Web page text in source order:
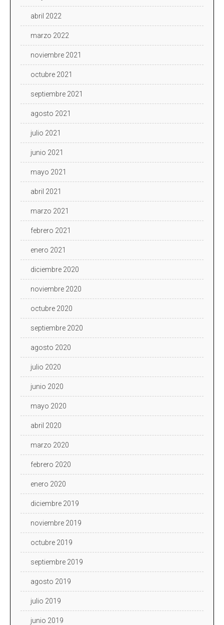
abril 2022
marzo 2022
noviembre 2021
octubre 2021
septiembre 2021
agosto 2021
julio 2021
junio 2021
mayo 2021
abril 2021
marzo 2021
febrero 2021
enero 2021
diciembre 2020
noviembre 2020
octubre 2020
septiembre 2020
agosto 2020
julio 2020
junio 2020
mayo 2020
abril 2020
marzo 2020
febrero 2020
enero 2020
diciembre 2019
noviembre 2019
octubre 2019
septiembre 2019
agosto 2019
julio 2019
junio 2019